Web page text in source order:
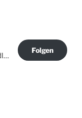
@irgendlink.de@irgendlink.de
Folgen